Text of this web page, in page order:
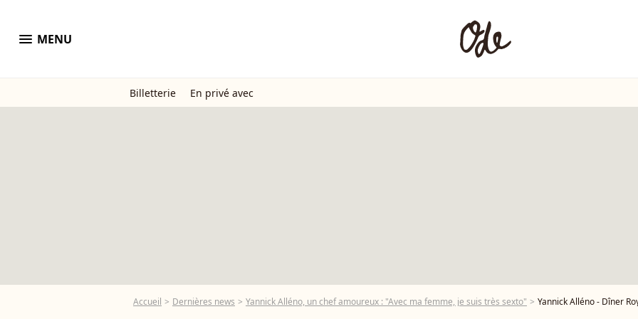
menu MENU
Billetterie En privé avec
Accueil Dernières news Yannick Alléno, un chef amoureux : "Avec ma femme, je suis très sexto" Yannick Alléno - Dîner Royal Mansour Marrakech organisé par Jean-Claude Messant